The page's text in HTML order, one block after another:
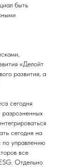
быть
«Делойт
развития, а
сегодня
разрозненных
сегодня на
по управлению
все
Отдельно